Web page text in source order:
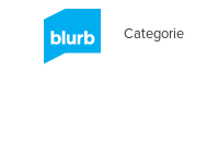
Categorie